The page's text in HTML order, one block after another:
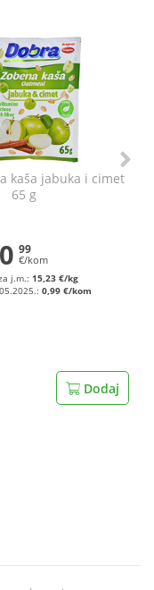
kaša jabuka i cimet
65 g
0 99
€/kom
j.m.:15,23 €/kg
0,99 €/kom
Dodaj